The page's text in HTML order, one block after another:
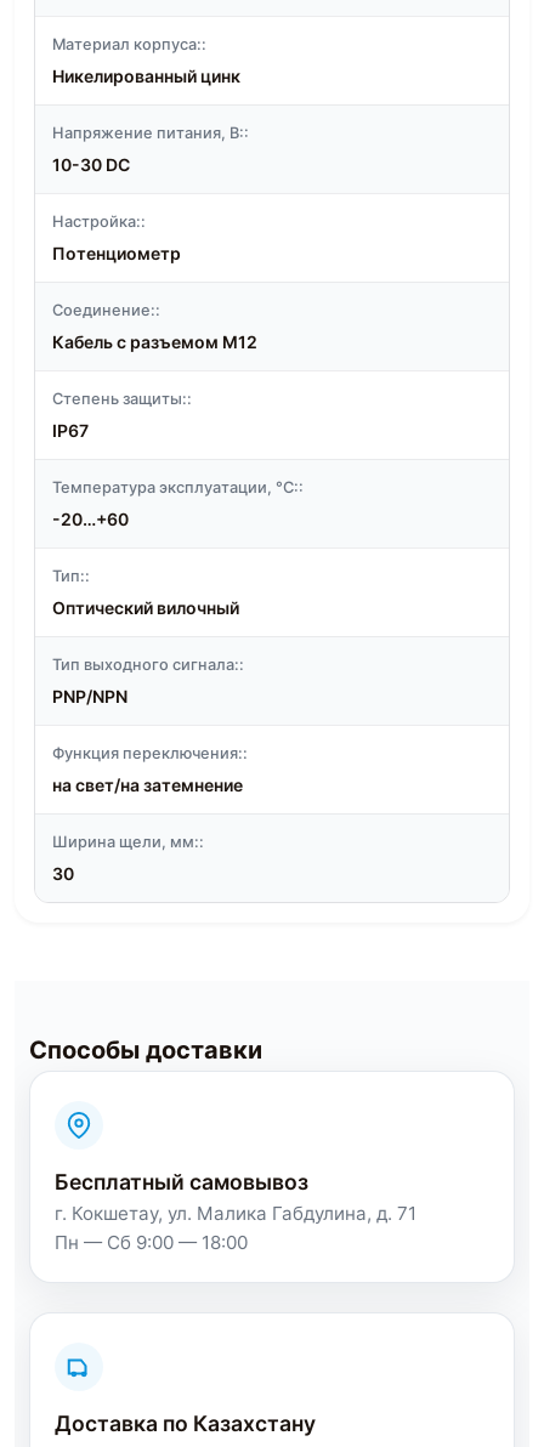
Материал корпуса::
Никелированный цинк
Напряжение питания, В::
10-30 DC
Настройка::
Потенциометр
Соединение::
Кабель с разъемом M12
Степень защиты::
IP67
Температура эксплуатации, °C::
-20…+60
Тип::
Оптический вилочный
Тип выходного сигнала::
PNP/NPN
Функция переключения::
на свет/на затемнение
Ширина щели, мм::
30
Способы доставки
Бесплатный самовывоз
г. Кокшетау, ул. Малика Габдулина, д. 71
Пн — Сб 9:00 — 18:00
Доставка по Казахстану